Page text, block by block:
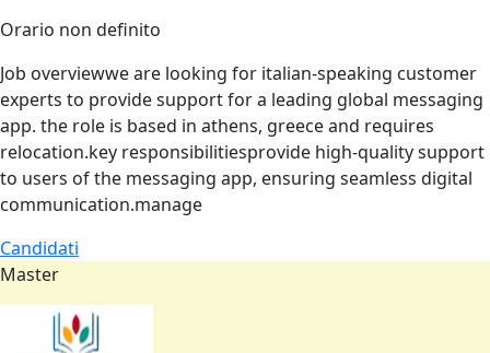
Orario non definito
Job overviewwe are looking for italian‑speaking customer
experts to provide support for a leading global messaging
app. the role is based in athens, greece and requires
relocation.key responsibilitiesprovide high‑quality support
to users of the messaging app, ensuring seamless digital
communication.manage
Candidati
Master